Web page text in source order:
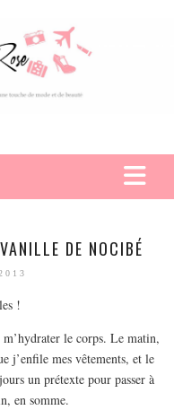
DE NOCIBÉ
!
le corps. Le matin,
j’enfile mes vêtements, et le
un prétexte pour passer à
en somme.